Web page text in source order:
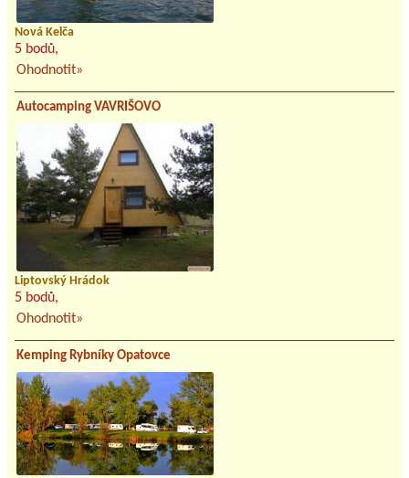
Nová Kelča
5 bodů,
Ohodnotit»
Autocamping VAVRIŠOVO
Liptovský Hrádok
5 bodů,
Ohodnotit»
Kemping Rybníky Opatovce